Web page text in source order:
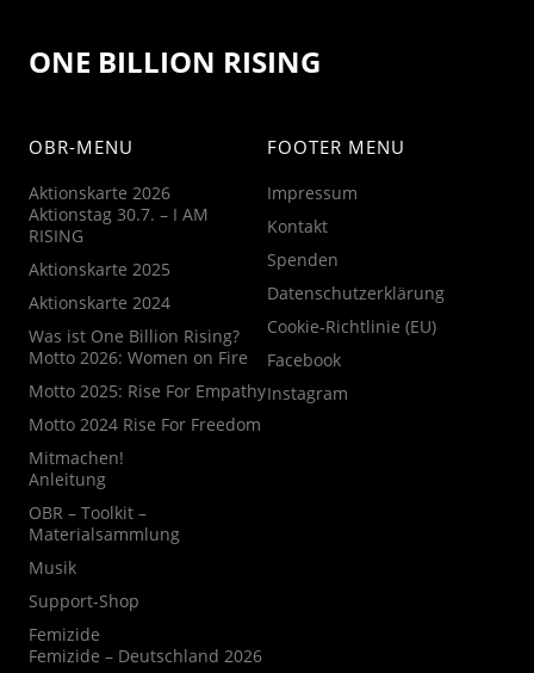
ONE BILLION RISING
OBR-MENU
Aktionskarte 2026
Aktionstag 30.7. – I AM
RISING
Aktionskarte 2025
Aktionskarte 2024
Was ist One Billion Rising?
Motto 2026: Women on Fire
Motto 2025: Rise For Empathy
Motto 2024 Rise For Freedom
Mitmachen!
Anleitung
OBR – Toolkit –
Materialsammlung
Musik
Support-Shop
Femizide
Femizide – Deutschland 2026
FOOTER MENU
Impressum
Kontakt
Spenden
Datenschutzerklärung
Cookie-Richtlinie (EU)
Facebook
Instagram